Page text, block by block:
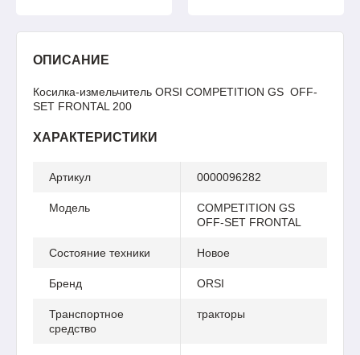
ОПИСАНИЕ
Косилка-измельчитель ORSI COMPETITION GS OFF-
SET FRONTAL 200
ХАРАКТЕРИСТИКИ
Артикул 0000096282
Модель
COMPETITION GS
OFF-SET FRONTAL
Состояние техники Новое
Бренд ORSI
Транспортное
средство
тракторы